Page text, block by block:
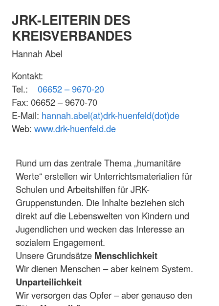
JRK-LEITERIN DES
KREISVERBANDES
Hannah Abel
Kontakt:
Tel.: 06652 – 9670-20
Fax: 06652 – 9670-70
E-Mail: hannah.abel(at)drk-huenfeld(dot)de
Web: www.drk-huenfeld.de
Rund um das zentrale Thema „humanitäre
Werte“ erstellen wir Unterrichtsmaterialien für
Schulen und Arbeitshilfen für JRK-
Gruppenstunden. Die Inhalte beziehen sich
direkt auf die Lebenswelten von Kindern und
Jugendlichen und wecken das Interesse an
sozialem Engagement.
Unsere Grundsätze Menschlichkeit
Wir dienen Menschen – aber keinem System.
Unparteilichkeit
Wir versorgen das Opfer – aber genauso den